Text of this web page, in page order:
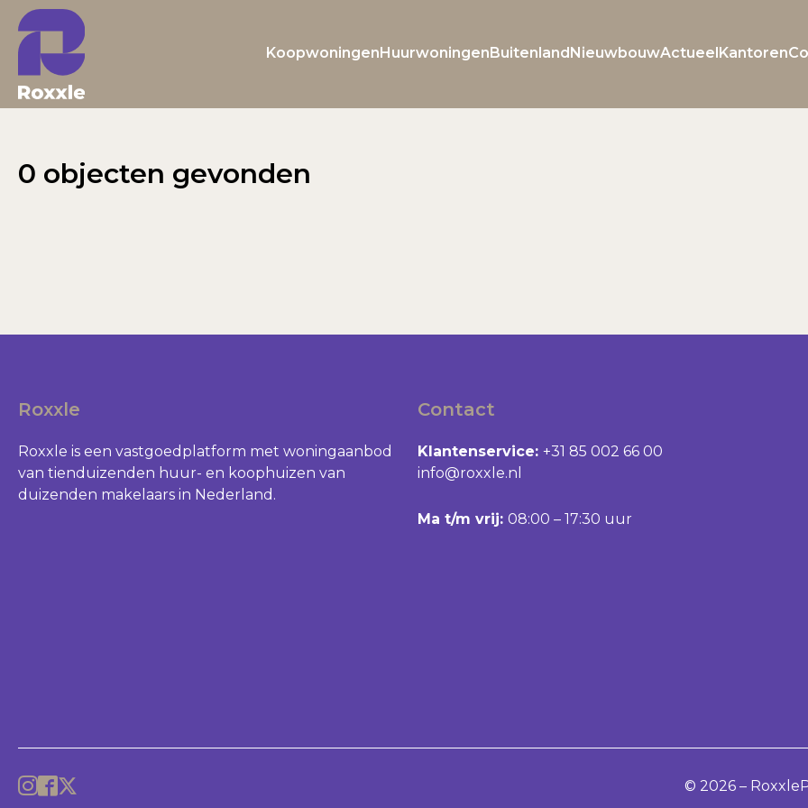
Wachtwoord vergeten?
Koopwoningen Huurwoningen Buitenland NieuwbouwActueel Kantoren
0 objecten gevonden
Roxxle
Roxxle is een vastgoedplatform met woningaanbod
van tienduizenden huur- en koophuizen van
duizenden makelaars in Nederland.
Contact
Klantenservice: +31 85 002 66 00
info@roxxle.nl
Ma t/m vrij: 08:00 – 17:30 uur
© 2026 – Roxxle